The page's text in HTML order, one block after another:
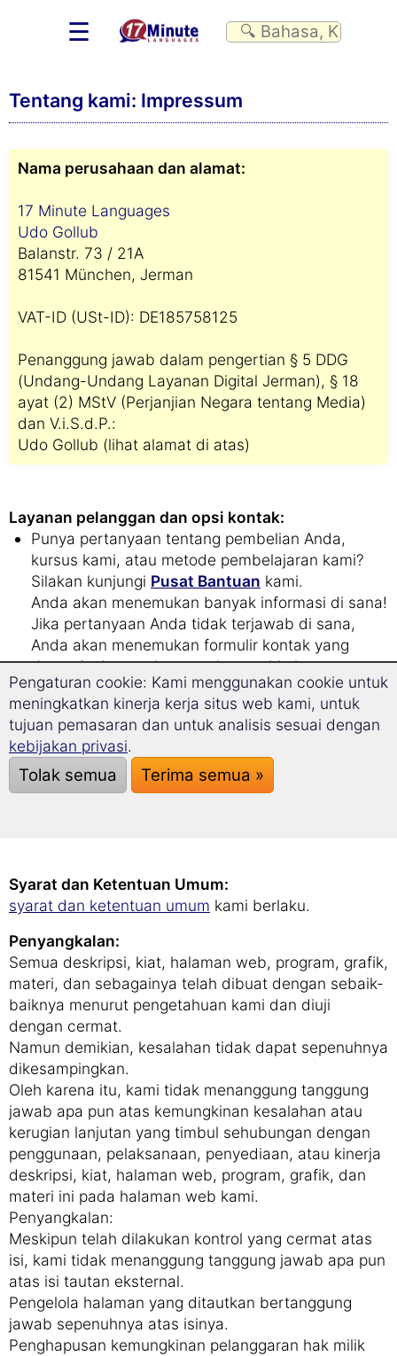
☰
Tentang kami: Impressum
Nama perusahaan dan alamat:
17 Minute Languages
Udo Gollub
Balanstr. 73 / 21A
81541 München, Jerman
VAT-ID (USt-ID): DE185758125
Penanggung jawab dalam pengertian § 5 DDG
(Undang-Undang Layanan Digital Jerman), § 18
ayat (2) MStV (Perjanjian Negara tentang Media)
dan V.i.S.d.P.:
Udo Gollub (lihat alamat di atas)
Layanan pelanggan dan opsi kontak:
Punya pertanyaan tentang pembelian Anda,
kursus kami, atau metode pembelajaran kami?
Silakan kunjungi Pusat Bantuan kami.
Anda akan menemukan banyak informasi di sana!
Jika pertanyaan Anda tidak terjawab di sana,
Anda akan menemukan formulir kontak yang
dapat Anda gunakan untuk mengirimkan
permintaan Anda kepada kami.
Nomor telepon kami adalah +49-89-52033479,
tetapi kami menyarankan agar Anda mengirimkan
email kepada kami.
Dengan demikian, kami dapat menjawab Anda
Syarat dan Ketentuan Umum:
syarat dan ketentuan umum kami berlaku.
Penyangkalan:
Semua deskripsi, kiat, halaman web, program, grafik,
materi, dan sebagainya telah dibuat dengan sebaik-
baiknya menurut pengetahuan kami dan diuji
dengan cermat.
Namun demikian, kesalahan tidak dapat sepenuhnya
dikesampingkan.
Oleh karena itu, kami tidak menanggung tanggung
jawab apa pun atas kemungkinan kesalahan atau
kerugian lanjutan yang timbul sehubungan dengan
penggunaan, pelaksanaan, penyediaan, atau kinerja
deskripsi, kiat, halaman web, program, grafik, dan
materi ini pada halaman web kami.
Penyangkalan:
Meskipun telah dilakukan kontrol yang cermat atas
isi, kami tidak menanggung tanggung jawab apa pun
atas isi tautan eksternal.
Pengelola halaman yang ditautkan bertanggung
jawab sepenuhnya atas isinya.
Penghapusan kemungkinan pelanggaran hak milik
Pengaturan cookie: Kami menggunakan cookie untuk
meningkatkan kinerja kerja situs web kami, untuk
tujuan pemasaran dan untuk analisis sesuai dengan
kebijakan privasi.
Tolak semua Terima semua »